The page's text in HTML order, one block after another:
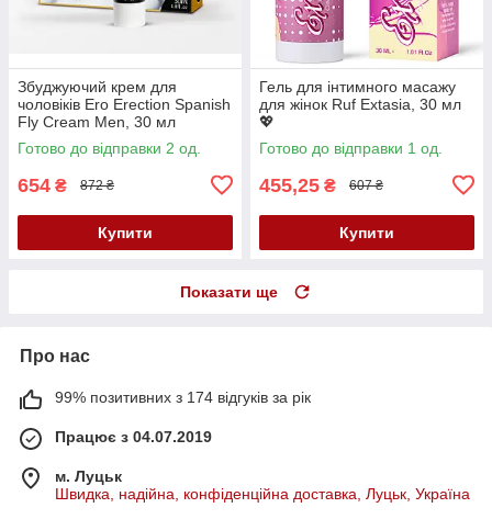
Збуджуючий крем для
чоловіків Ero Erection Spanish
Fly Cream Men, 30 мл
Готово до відправки 2 од.
654 ₴ 872 ₴
Купити
Гель для інтимного масажу
для жінок Ruf Extasia, 30 мл
💖
Готово до відправки 1 од.
455,25 ₴ 607 ₴
Купити
Показати ще
Про нас
99% позитивних з 174 відгуків за рік
Працює з 04.07.2019
м. Луцьк
Швидка, надійна, конфіденційна доставка, Луцьк, Україна